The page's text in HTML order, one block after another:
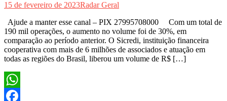
15 de fevereiro de 2023Radar Geral
Ajude a manter esse canal – PIX 27995708000 Com um total de
190 mil operações, o aumento no volume foi de 30%, em
comparação ao período anterior. O Sicredi, instituição financeira
cooperativa com mais de 6 milhões de associados e atuação em
todas as regiões do Brasil, liberou um volume de R$ […]
WhatsApp